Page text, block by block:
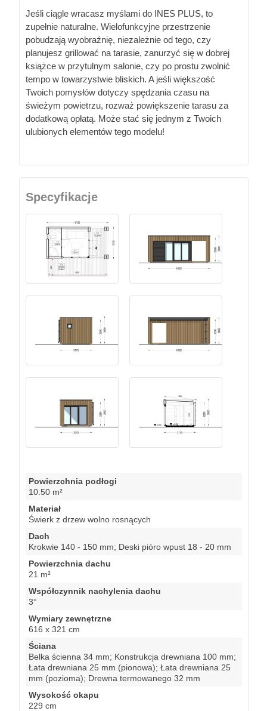
Jeśli ciągle wracasz myślami do INES PLUS, to
zupełnie naturalne. Wielofunkcyjne przestrzenie
pobudzają wyobraźnię, niezależnie od tego, czy
planujesz grillować na tarasie, zanurzyć się w dobrej
książce w przytulnym salonie, czy po prostu zwolnić
tempo w towarzystwie bliskich. A jeśli większość
Twoich pomysłów dotyczy spędzania czasu na
świeżym powietrzu, rozważ powiększenie tarasu za
dodatkową opłatą. Może stać się jednym z Twoich
ulubionych elementów tego modelu!
Specyfikacje
Powierzchnia podłogi
10.50 m²
Materiał
Świerk z drzew wolno rosnących
Dach
Krokwie 140 - 150 mm; Deski pióro wpust 18 - 20 mm
Powierzchnia dachu
21 m²
Współczynnik nachylenia dachu
3°
Wymiary zewnętrzne
616 x 321 cm
Ściana
Belka ścienna 34 mm; Konstrukcja drewniana 100 mm;
Łata drewniana 25 mm (pionowa); Łata drewniana 25
mm (pozioma); Drewna termowanego 32 mm
Wysokość okapu
229 cm